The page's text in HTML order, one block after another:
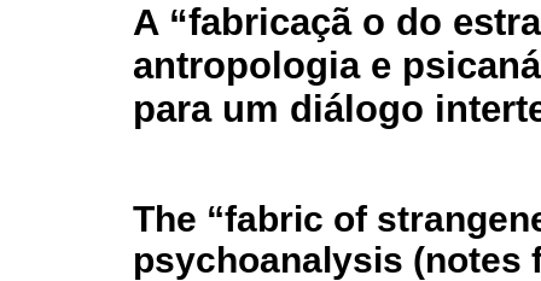
A “fabricaçã o do
antropologia e
para um diálogo
The “fabric of
psychoanalysis (notes